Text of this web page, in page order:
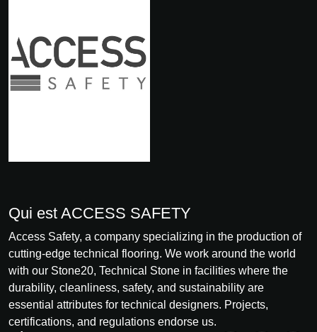
Qui est ACCESS SAFETY
Access Safety, a company specializing in the production of
cutting-edge technical flooring. We work around the world
with our Stone20, Technical Stone in facilities where the
durability, cleanliness, safety, and sustainability are
essential attributes for technical designers. Projects,
certifications, and regulations endorse us.